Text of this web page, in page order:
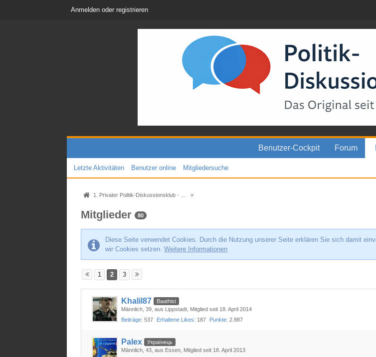
Anmelden oder registrieren
Benutzer-Cockpit Forum
Letzte Aktivitäten Benutzer online Mitgliedersuche
1. Privater Politik-Diskussionsklub - Das Original seit 2005 »
Mitglieder 80
Diese Seite verwendet Cookies. Durch die Nutzung unserer Seite erklären Sie sich damit
wir Cookies setzen.Weitere Informationen
1 2 3
Khalil87
Baathist
Männlich 39 aus Lippstadt Mitglied seit 18. April 2014
Beiträge 537 Erhaltene Likes 187 Punkte 2.887
Palex
Українець
Männlich 43 aus Essen Mitglied seit 18. April 2013